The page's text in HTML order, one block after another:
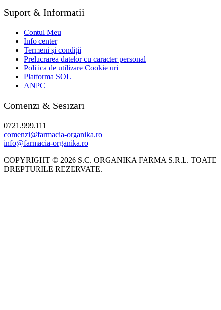
Suport & Informatii
Contul Meu
Info center
Termeni și condiții
Prelucrarea datelor cu caracter personal
Politica de utilizare Cookie-uri
Platforma SOL
ANPC
Comenzi & Sesizari
0721.999.111
comenzi@farmacia-organika.ro
info@farmacia-organika.ro
COPYRIGHT © 2026 S.C. ORGANIKA FARMA S.R.L. TOATE
DREPTURILE REZERVATE.